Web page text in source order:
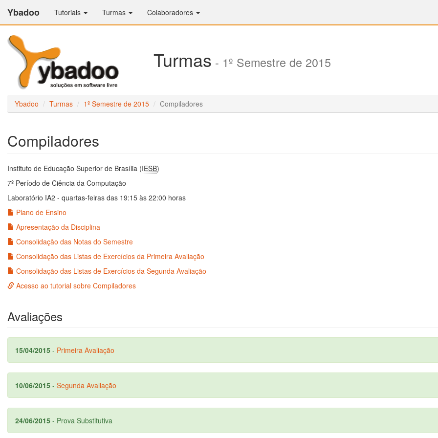
Ybadoo Tutoriais Turmas Colaboradores
Turmas - 1º Semestre de 2015
Ybadoo Turmas 1º Semestre de 2015 Compiladores
Compiladores
Instituto de Educação Superior de Brasília (IESB)
7º Período de Ciência da Computação
Laboratório IA2 - quartas-feiras das 19:15 às 22:00 horas
Plano de Ensino
Apresentação da Disciplina
Consolidação das Notas do Semestre
Consolidação das Listas de Exercícios da Primeira Avaliação
Consolidação das Listas de Exercícios da Segunda Avaliação
Acesso ao tutorial sobre Compiladores
Avaliações
15/04/2015 - Primeira Avaliação
10/06/2015 - Segunda Avaliação
24/06/2015 - Prova Substitutiva